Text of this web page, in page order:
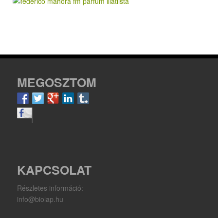
MEGOSZTOM
KAPCSOLAT
Részletes információ:
info@biolap.hu